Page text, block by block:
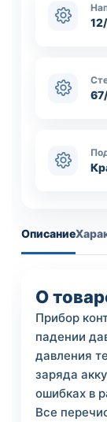
Описание
О
Прибор
падении
давления
заряда
ошибках в
Все